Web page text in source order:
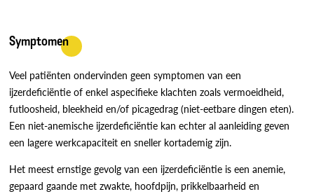
Symptomen
Veel patiënten ondervinden geen symptomen van een
ijzerdeficiëntie of enkel aspecifieke klachten zoals vermoeidheid,
futloosheid, bleekheid en/of picagedrag (niet-eetbare dingen eten).
Een niet-anemische ijzerdeficiëntie kan echter al aanleiding geven
een lagere werkcapaciteit en sneller kortademig zijn.
Het meest ernstige gevolg van een ijzerdeficiëntie is een anemie,
gepaard gaande met zwakte, hoofdpijn, prikkelbaarheid en